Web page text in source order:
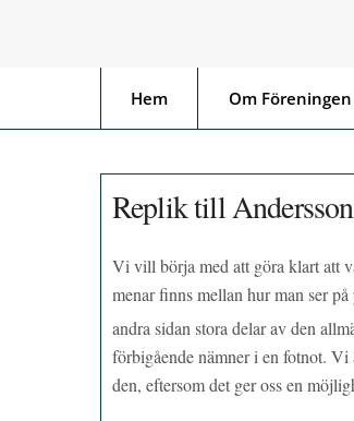
Hem Om Föreningen
Replik till
Vi vill börja med att göra klart att
menar finns mellan hur man ser
andra sidan stora delar av den
förbigående nämner i en fotnot. Vi
den, eftersom det ger oss en